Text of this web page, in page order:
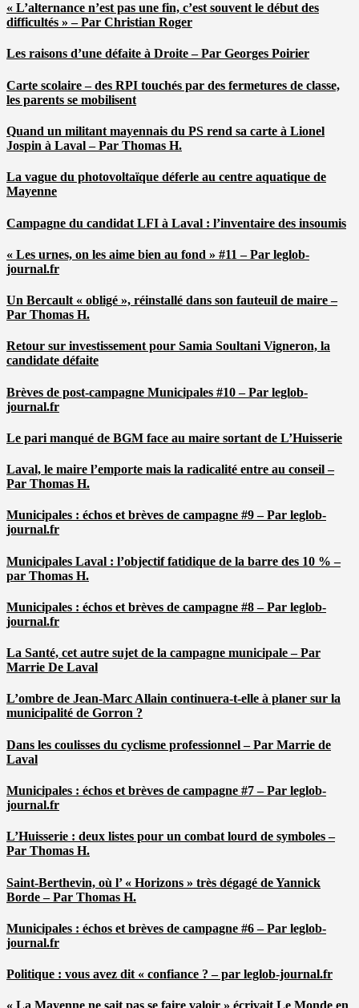
« L’alternance n’est pas une fin, c’est souvent le début des
difficultés » – Par Christian Roger
Les raisons d’une défaite à Droite – Par Georges Poirier
Carte scolaire – des RPI touchés par des fermetures de classe,
les parents se mobilisent
Quand un militant mayennais du PS rend sa carte à Lionel
Jospin à Laval – Par Thomas H.
La vague du photovoltaïque déferle au centre aquatique de
Mayenne
Campagne du candidat LFI à Laval : l’inventaire des insoumis
« Les urnes, on les aime bien au fond » #11 – Par leglob-
journal.fr
Un Bercault « obligé », réinstallé dans son fauteuil de maire –
Par Thomas H.
Retour sur investissement pour Samia Soultani Vigneron, la
candidate défaite
Brèves de post-campagne Municipales #10 – Par leglob-
journal.fr
Le pari manqué de BGM face au maire sortant de L’Huisserie
Laval, le maire l’emporte mais la radicalité entre au conseil –
Par Thomas H.
Municipales : échos et brèves de campagne #9 – Par leglob-
journal.fr
Municipales Laval : l’objectif fatidique de la barre des 10 % –
par Thomas H.
Municipales : échos et brèves de campagne #8 – Par leglob-
journal.fr
La Santé, cet autre sujet de la campagne municipale – Par
Marrie De Laval
L’ombre de Jean-Marc Allain continuera-t-elle à planer sur la
municipalité de Gorron ?
Dans les coulisses du cyclisme professionnel – Par Marrie de
Laval
Municipales : échos et brèves de campagne #7 – Par leglob-
journal.fr
L’Huisserie : deux listes pour un combat lourd de symboles –
Par Thomas H.
Saint-Berthevin, où l’ « Horizons » très dégagé de Yannick
Borde – Par Thomas H.
Municipales : échos et brèves de campagne #6 – Par leglob-
journal.fr
Politique : vous avez dit « confiance ? – par leglob-journal.fr